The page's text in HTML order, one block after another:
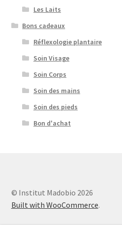
Les Laits
Bons cadeaux
Réflexologie plantaire
Soin Visage
Soin Corps
Soin des mains
Soin des pieds
Bon d'achat
© Institut Madobio 2026
Built with WooCommerce.